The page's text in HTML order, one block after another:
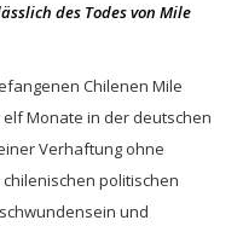
des Todes von Mile
Chilenen Mile
Monate in der deutschen
Verhaftung ohne
politischen
und